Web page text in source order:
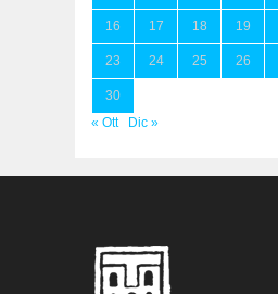
16 17 18 19
23 24 25 26
30
« Ott
Dic »